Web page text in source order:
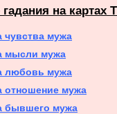
на картах
чувства мужа
мысли мужа
любовь мужа
отношение мужа
бывшего мужа